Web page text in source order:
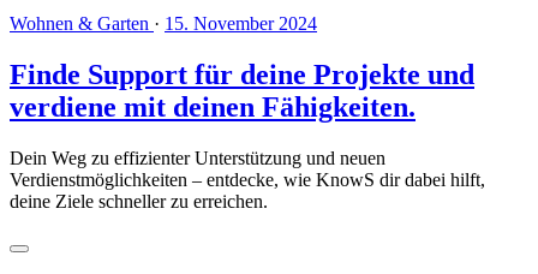
Wohnen & Garten · 15. November 2024
Finde Support für deine Projekte und
verdiene mit deinen Fähigkeiten.
Dein Weg zu effizienter Unterstützung und neuen
Verdienstmöglichkeiten – entdecke, wie KnowS dir dabei hilft,
deine Ziele schneller zu erreichen.